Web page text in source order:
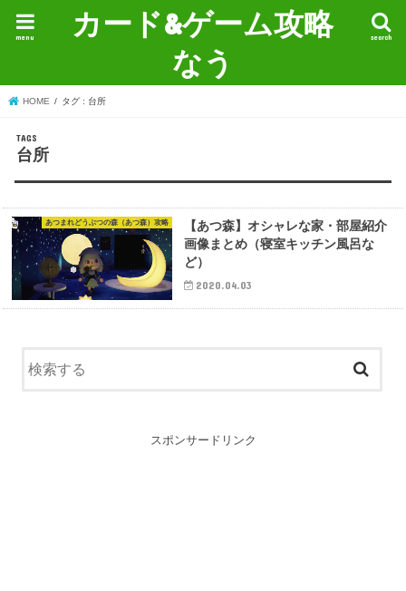
カード&ゲーム攻略
なう
search
menu
HOME タグ : 台所
台所
あつまれどうぶつの森（あつ森）攻略
【あつ森】オシャレな家・部屋紹介
画像まとめ（寝室キッチン風呂な
ど）
2020.04.03
スポンサードリンク